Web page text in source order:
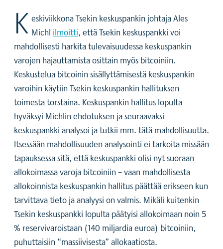
K eskiviikkona Tsekin keskuspankin johtaja Ales
Michl ilmoitti, että Tsekin keskuspankki voi
mahdollisesti harkita tulevaisuudessa keskuspankin
varojen hajauttamista osittain myös bitcoiniin.
Keskustelua bitcoinin sisällyttämisestä keskuspankin
varoihin käytiin Tsekin keskuspankin hallituksen
toimesta torstaina. Keskuspankin hallitus lopulta
hyväksyi Michlin ehdotuksen ja seuraavaksi
keskuspankki analysoi ja tutkii mm. tätä mahdollisuutta.
Itsessään mahdollisuuden analysointi ei tarkoita missään
tapauksessa sitä, että keskuspankki olisi nyt suoraan
allokoimassa varoja bitcoiniin – vaan mahdollisesta
allokoinnista keskuspankin hallitus päättää erikseen kun
tarvittava tieto ja analyysi on valmis. Mikäli kuitenkin
Tsekin keskuspankki lopulta päätyisi allokoimaan noin 5
% reservivaroistaan (140 miljardia euroa) bitcoiniin,
puhuttaisiin “massiivisesta” allokaatiosta.